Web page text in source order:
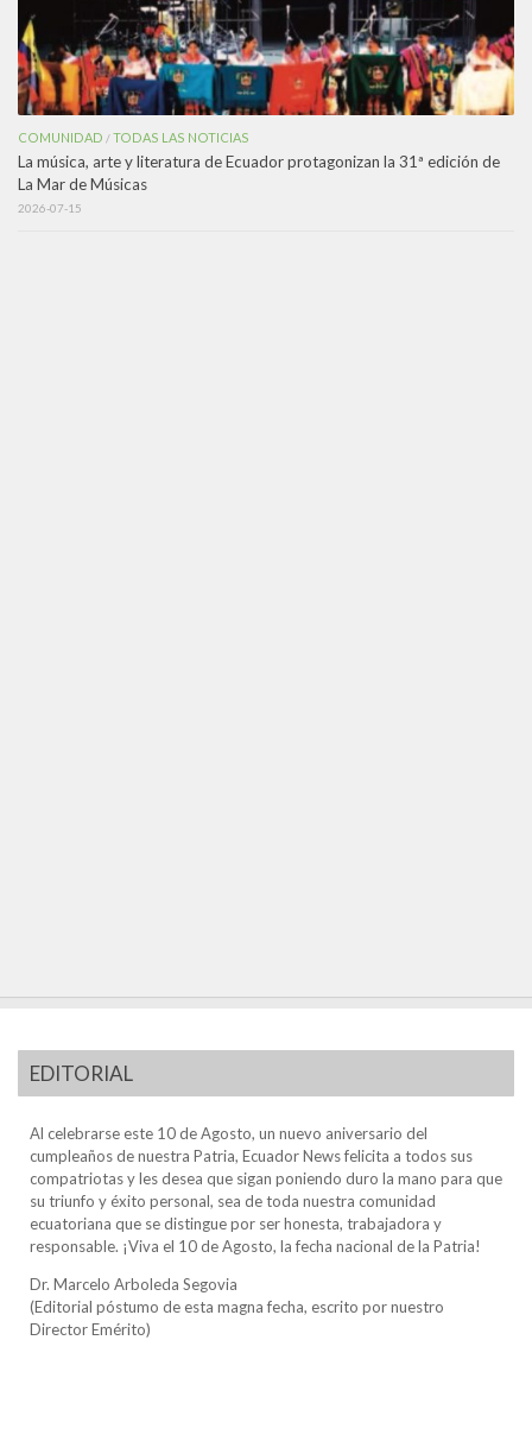
COMUNIDAD /TODAS LAS NOTICIAS
La música, arte y literatura de Ecuador protagonizan la 31ª edición de
La Mar de Músicas
2026-07-15
EDITORIAL
Al celebrarse este 10 de Agosto, un nuevo aniversario del
cumpleaños de nuestra Patria, Ecuador News felicita a todos sus
compatriotas y les desea que sigan poniendo duro la mano para que
su triunfo y éxito personal, sea de toda nuestra comunidad
ecuatoriana que se distingue por ser honesta, trabajadora y
responsable. ¡Viva el 10 de Agosto, la fecha nacional de la Patria!
Dr. Marcelo Arboleda Segovia
(Editorial póstumo de esta magna fecha, escrito por nuestro
Director Emérito)